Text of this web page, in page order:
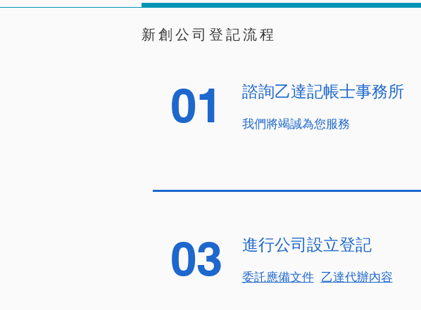
新創公司登記流程
01 諮詢乙達記帳士事務所
我們將竭誠為您服務
03 進行公司設立登記
委託應備文件 乙達代辦內容